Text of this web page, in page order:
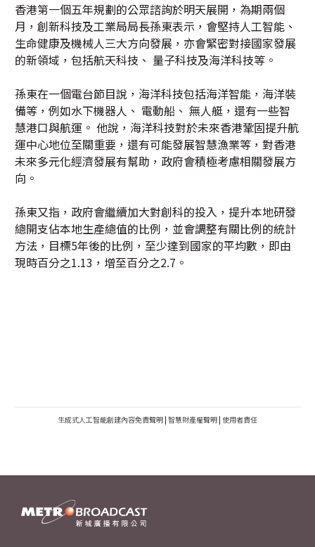
香港第一個五年規劃的公眾諮詢於明天展開，為期兩個
月，創新科技及工業局局長孫東表示，會堅持人工智能、
生命健康及機械人三大方向發展，亦會緊密對接國家發展
的新領域，包括航天科技、 量子科技及海洋科技等。
孫東在一個電台節目說，海洋科技包括海洋智能，海洋裝
備等，例如水下機器人、 電動船、 無人艇，還有一些智
慧港口與航運。 他說，海洋科技對於未來香港鞏固提升航
運中心地位至關重要，還有可能發展智慧漁業等，對香港
未來多元化經濟發展有幫助，政府會積極考慮相關發展方
向。
孫東又指，政府會繼續加大對創科的投入，提升本地研發
總開支佔本地生產總值的比例，並會調整有關比例的統計
方法，目標5年後的比例，至少達到國家的平均數，即由
現時百分之1.13，增至百分之2.7。
生成式人工智能創建內容免責聲明 | 智慧財產權聲明 | 使用者責任